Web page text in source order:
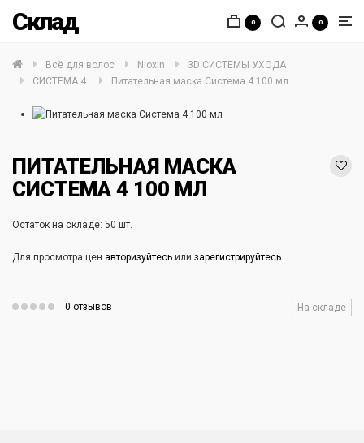
Склад 0 0
Всё для волос Nioxin
3D СИСТЕМЫ УХОДА
СИСТЕМА 4.
Питательная маска Система 4 100 мл
ПИТАТЕЛЬНАЯ МАСКА
СИСТЕМА 4 100 МЛ
Остаток на складе: 50 шт.
Для просмотра цен авторизуйтесь или зарегистрируйтесь
0 отзывов На складе